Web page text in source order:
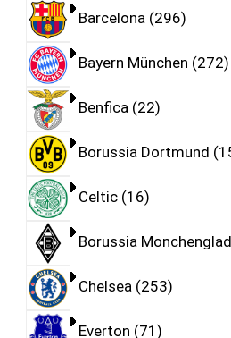
Barcelona 296
Bayern München 272
Benfica 22
Borussia Dortmund
Celtic 16
Borussia
Chelsea 253
Everton 71